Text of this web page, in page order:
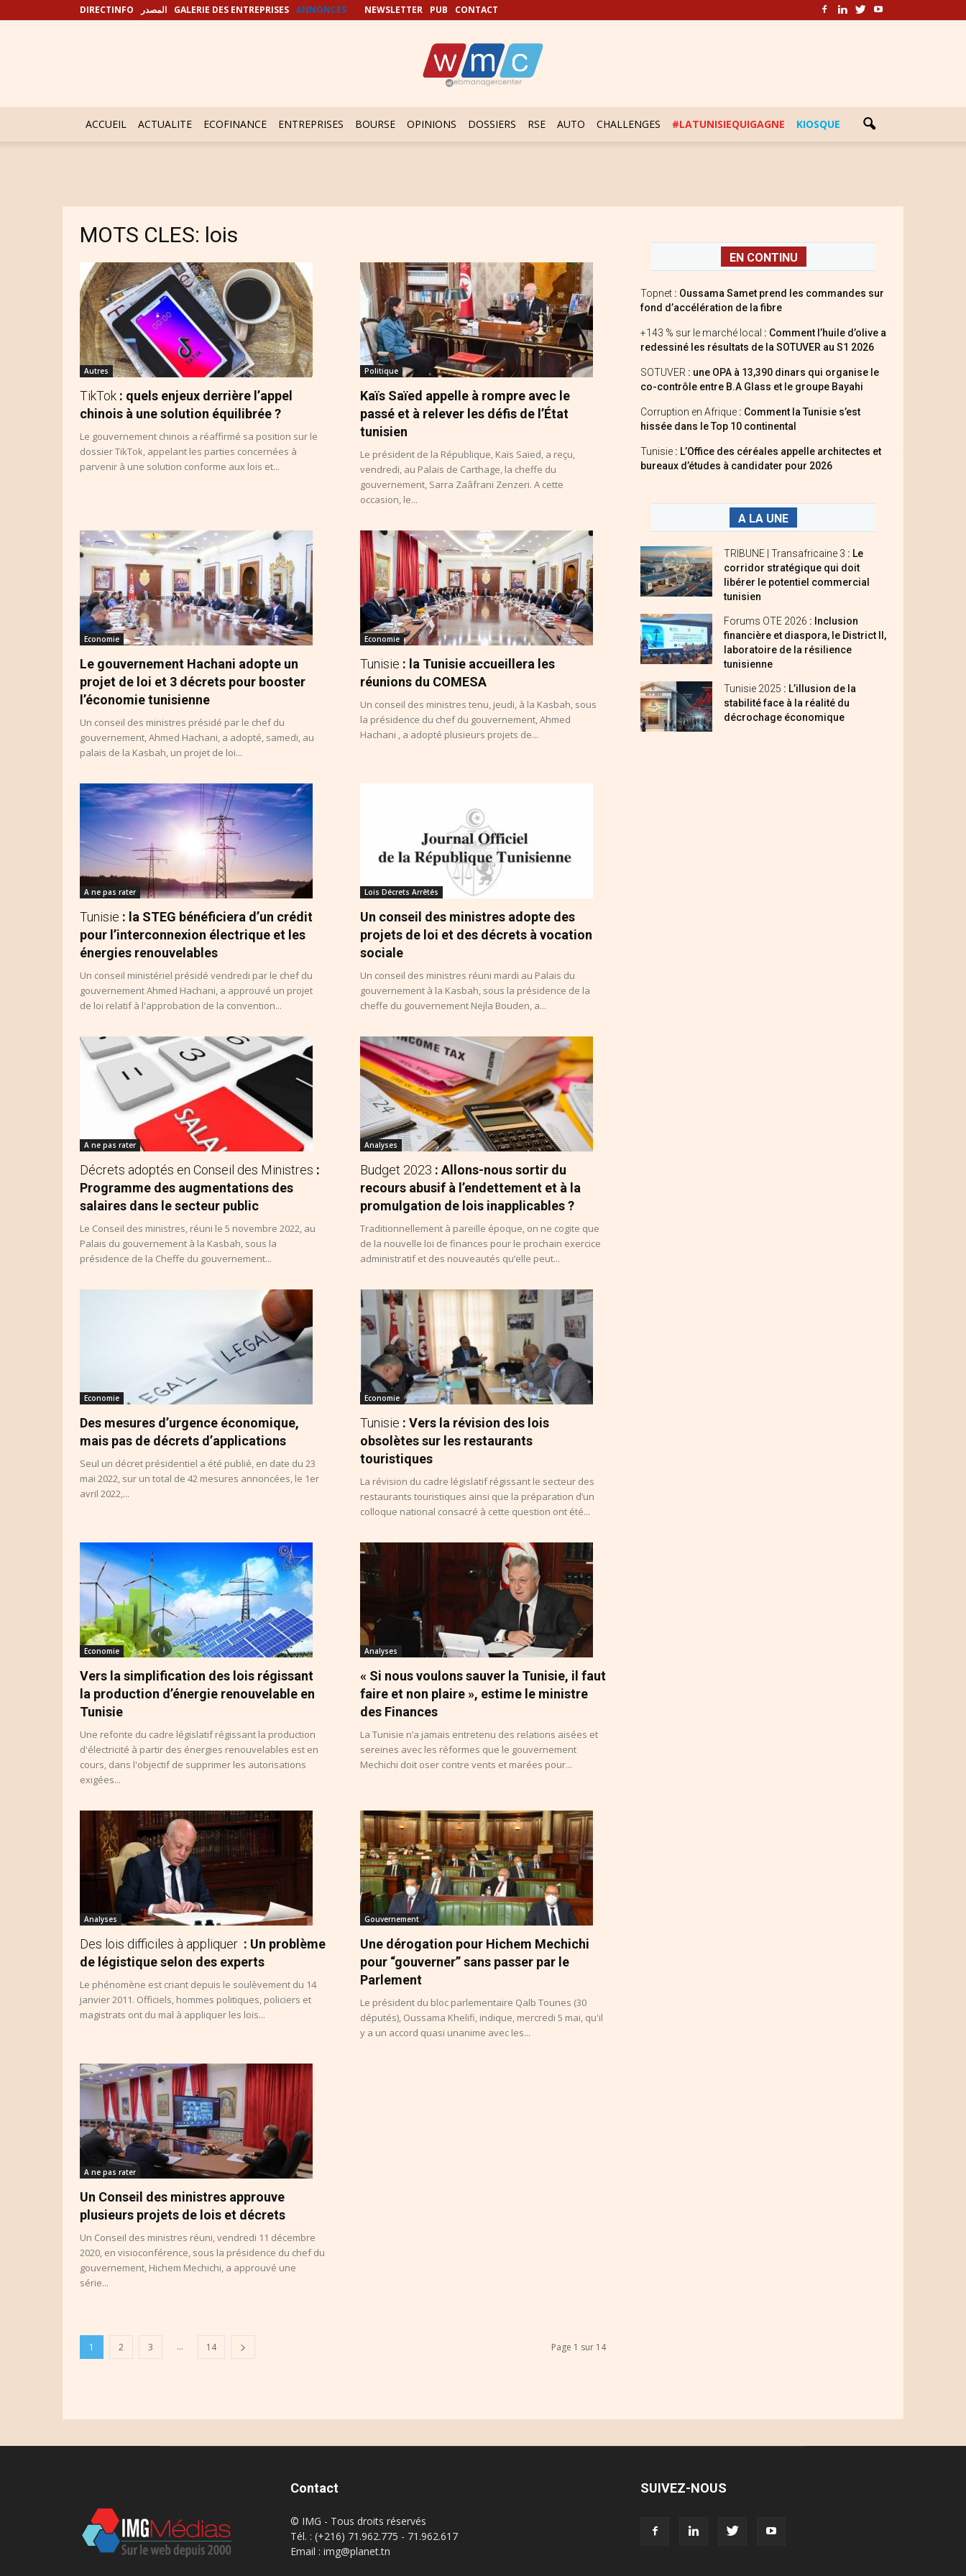
DIRECTINFO المصدر GALERIE DES ENTREPRISES ANNONCES NEWSLETTER PUB CONTACT
ACCUEIL ACTUALITE ECOFINANCE ENTREPRISES BOURSE OPINIONS DOSSIERS RSE AUTO CHALLENGES #LATUNISIEQUIGAGNE KIOSQUE
MOTS CLES: lois
Autres
TikTok : quels enjeux derrière l’appel
chinois à une solution équilibrée ?
Le gouvernement chinois a réaffirmé sa position sur le
dossier TikTok, appelant les parties concernées à
parvenir à une solution conforme aux lois et...
Politique
Kaïs Saïed appelle à rompre avec le
passé et à relever les défis de l’État
tunisien
Le président de la République, Kaïs Saïed, a reçu,
vendredi, au Palais de Carthage, la cheffe du
gouvernement, Sarra Zaâfrani Zenzeri. A cette
occasion, le...
Economie
Le gouvernement Hachani adopte un
projet de loi et 3 décrets pour booster
l’économie tunisienne
Un conseil des ministres présidé par le chef du
gouvernement, Ahmed Hachani, a adopté, samedi, au
palais de la Kasbah, un projet de loi...
Economie
Tunisie : la Tunisie accueillera les
réunions du COMESA
Un conseil des ministres tenu, jeudi, à la Kasbah, sous
la présidence du chef du gouvernement, Ahmed
Hachani , a adopté plusieurs projets de...
A ne pas rater
Tunisie : la STEG bénéficiera d’un crédit
pour l’interconnexion électrique et les
énergies renouvelables
Un conseil ministériel présidé vendredi par le chef du
gouvernement Ahmed Hachani, a approuvé un projet
de loi relatif à l'approbation de la convention...
Lois Décrets Arrêtés
Un conseil des ministres adopte des
projets de loi et des décrets à vocation
sociale
Un conseil des ministres réuni mardi au Palais du
gouvernement à la Kasbah, sous la présidence de la
cheffe du gouvernement Nejla Bouden, a...
A ne pas rater
Décrets adoptés en Conseil des Ministres :
Programme des augmentations des
salaires dans le secteur public
Le Conseil des ministres, réuni le 5 novembre 2022, au
Palais du gouvernement à la Kasbah, sous la
présidence de la Cheffe du gouvernement...
Analyses
Budget 2023 : Allons-nous sortir du
recours abusif à l’endettement et à la
promulgation de lois inapplicables ?
Traditionnellement à pareille époque, on ne cogite que
de la nouvelle loi de finances pour le prochain exercice
administratif et des nouveautés qu’elle peut...
Economie
Des mesures d’urgence économique,
mais pas de décrets d’applications
Seul un décret présidentiel a été publié, en date du 23
mai 2022, sur un total de 42 mesures annoncées, le 1er
avril 2022,...
Economie
Tunisie : Vers la révision des lois
obsolètes sur les restaurants
touristiques
La révision du cadre législatif régissant le secteur des
restaurants touristiques ainsi que la préparation d’un
colloque national consacré à cette question ont été...
Economie
Vers la simplification des lois régissant
la production d’énergie renouvelable en
Tunisie
Une refonte du cadre législatif régissant la production
d'électricité à partir des énergies renouvelables est en
cours, dans l'objectif de supprimer les autorisations
exigées...
Analyses
« Si nous voulons sauver la Tunisie, il faut
faire et non plaire », estime le ministre
des Finances
La Tunisie n’a jamais entretenu des relations aisées et
sereines avec les réformes que le gouvernement
Mechichi doit oser contre vents et marées pour...
Analyses
Des lois difficiles à appliquer : Un problème
de légistique selon des experts
Le phénomène est criant depuis le soulèvement du 14
janvier 2011. Officiels, hommes politiques, policiers et
magistrats ont du mal à appliquer les lois...
Gouvernement
Une dérogation pour Hichem Mechichi
pour “gouverner” sans passer par le
Parlement
Le président du bloc parlementaire Qalb Tounes (30
députés), Oussama Khelifi, indique, mercredi 5 mai, qu'il
y a un accord quasi unanime avec les...
A ne pas rater
Un Conseil des ministres approuve
plusieurs projets de lois et décrets
Un Conseil des ministres réuni, vendredi 11 décembre
2020, en visioconférence, sous la présidence du chef du
gouvernement, Hichem Mechichi, a approuvé une
série...
1 2 3 ... 14 Page 1 sur 14
EN CONTINU
Topnet : Oussama Samet prend les commandes sur
fond d’accélération de la fibre
+143 % sur le marché local : Comment l’huile d’olive a
redessiné les résultats de la SOTUVER au S1 2026
SOTUVER : une OPA à 13,390 dinars qui organise le
co-contrôle entre B.A Glass et le groupe Bayahi
Corruption en Afrique : Comment la Tunisie s’est
hissée dans le Top 10 continental
Tunisie : L’Office des céréales appelle architectes et
bureaux d’études à candidater pour 2026
A LA UNE
TRIBUNE | Transafricaine 3 : Le
corridor stratégique qui doit
libérer le potentiel commercial
tunisien
Forums OTE 2026 : Inclusion
financière et diaspora, le District II,
laboratoire de la résilience
tunisienne
Tunisie 2025 : L’illusion de la
stabilité face à la réalité du
décrochage économique
Contact
© IMG - Tous droits réservés
Tél. : (+216) 71.962.775 - 71.962.617
Email : img@planet.tn
SUIVEZ-NOUS